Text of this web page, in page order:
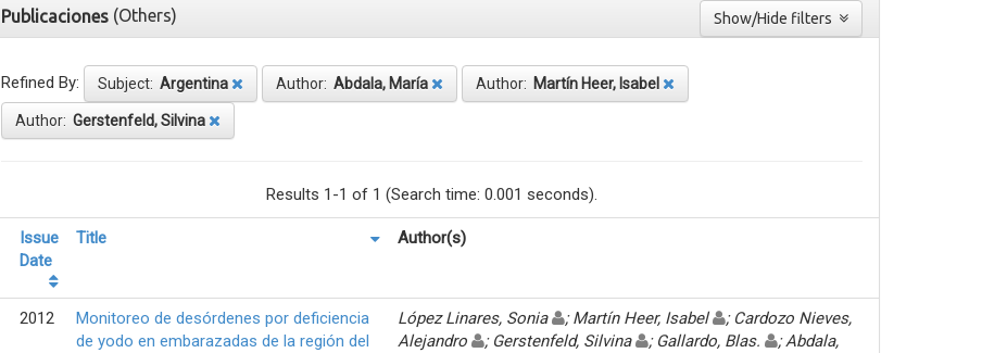
Publicaciones (Others)
Refined By: Subject: Argentina Author: Abdala, María Author: Martín Heer, Isabel
Author: Gerstenfeld, Silvina
Results 1-1 of 1 (Search time: 0.001 seconds).
Issue
Date
Title Author(s)
2012
Monitoreo de desórdenes por deficiencia
de yodo en embarazadas de la región del
López Linares, Sonia ; Martín Heer, Isabel
; Cardozo Nieves,
Alejandro
; Gerstenfeld, Silvina ; Gallardo, Blas.
; Abdala,